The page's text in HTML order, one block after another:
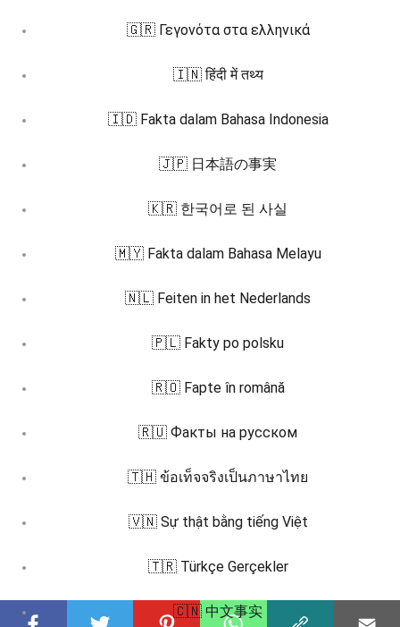
🇬🇷 Γεγονότα στα ελληνικά
🇮🇳 हिंदी में तथ्य
🇮🇩 Fakta dalam Bahasa Indonesia
🇯🇵 日本語の事実
🇰🇷 한국어로 된 사실
🇲🇾 Fakta dalam Bahasa Melayu
🇳🇱 Feiten in het Nederlands
🇵🇱 Fakty po polsku
🇷🇴 Fapte în română
🇷🇺 Факты на русском
🇹🇭 ข้อเท็จจริงเป็นภาษาไทย
🇻🇳 Sự thật bằng tiếng Việt
🇹🇷 Türkçe Gerçekler
🇨🇳 中文事实